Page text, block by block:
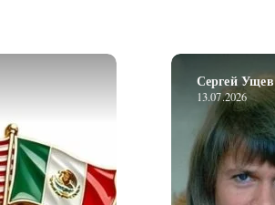
Сергей Ущев
13.07.2026